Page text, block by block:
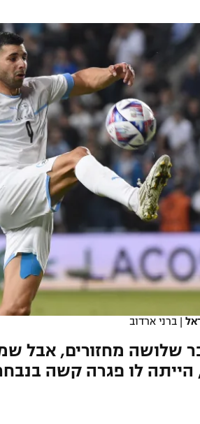
הפועל תל אביב
הפועל חיפה
הפועל באר שבע
מכבי נתניה
בני יהודה
| ברני ארדוב
שלושה מחזורים, אבל
הייתה לו פגרה קשה